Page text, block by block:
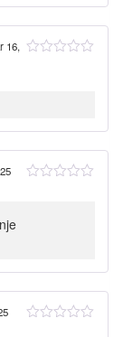
16,